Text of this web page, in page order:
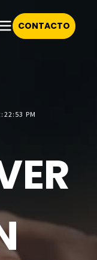
CONTACTO
PM